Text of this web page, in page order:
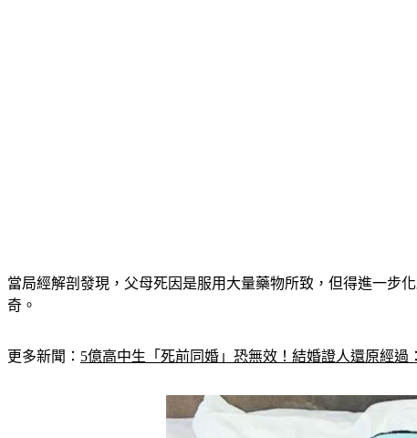
當局經解剖發現，父母死因是服用大量藥物所致，但得進一步
奇。
更多新聞： 5億高中生「死前同婚」恐無效！結婚證人還原經過